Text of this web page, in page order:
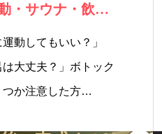
・サウナ・飲酒
動してもいい？」
は大丈夫？」ボトック
つか注意した方…